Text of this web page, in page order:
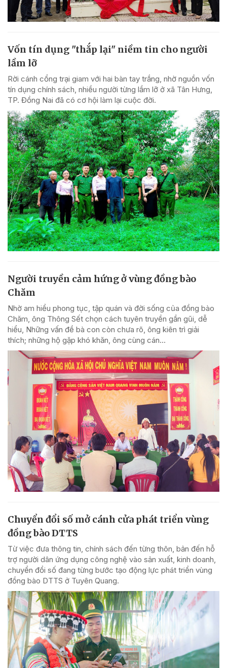
Vốn tín dụng "thắp lại" niềm tin cho người
lầm lỡ
Rời cánh cổng trại giam với hai bàn tay trắng, nhờ nguồn vốn
tín dụng chính sách, nhiều người từng lầm lỡ ở xã Tân Hưng,
TP. Đồng Nai đã có cơ hội làm lại cuộc đời.
Người truyền cảm hứng ở vùng đồng bào
Chăm
Nhờ am hiểu phong tục, tập quán và đời sống của đồng bào
Chăm, ông Thông Sết chọn cách tuyên truyền gần gũi, dễ
hiểu, Những vấn đề bà con còn chưa rõ, ông kiên trì giải
thích; những hộ gặp khó khăn, ông cùng cán...
Chuyển đổi số mở cánh cửa phát triển vùng
đồng bào DTTS
Từ việc đưa thông tin, chính sách đến từng thôn, bản đến hỗ
trợ người dân ứng dụng công nghệ vào sản xuất, kinh doanh,
chuyển đổi số đang từng bước tạo động lực phát triển vùng
đồng bào DTTS ở Tuyên Quang.